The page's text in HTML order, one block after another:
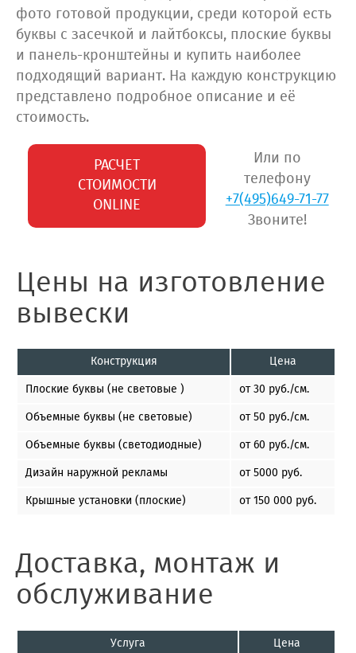
фото готовой продукции, среди которой есть
буквы с засечкой и лайтбоксы, плоские буквы
и панель-кронштейны и купить наиболее
подходящий вариант. На каждую конструкцию
представлено подробное описание и её
стоимость.
РАСЧЕТ
СТОИМОСТИ
ONLINE
Или по
телефону
+7(495)649-71-77
Звоните!
Цены на изготовление
вывески
Конструкция
Цена
Плоские буквы (не световые )
от 30 руб./см.
Объемные буквы (не световые)
от 50 руб./см.
Объемные буквы (светодиодные)
от 60 руб./см.
Дизайн наружной рекламы
от 5000 руб.
Крышные установки (плоские)
от 150 000 руб.
Доставка, монтаж и
обслуживание
Услуга
Цена